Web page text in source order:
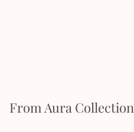
From Aura Collection